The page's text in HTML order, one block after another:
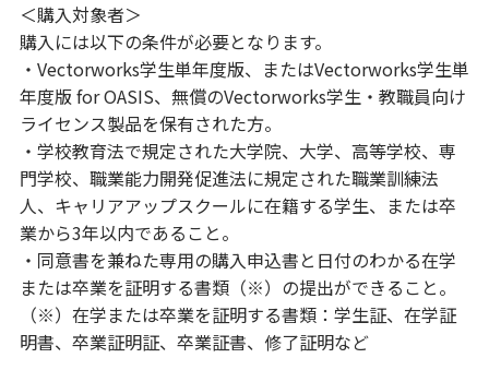
＜購入対象者＞
購入には以下の条件が必要となります。
・Vectorworks学生単年度版、またはVectorworks学生単
年度版 for OASIS、無償のVectorworks学生・教職員向け
ライセンス製品を保有された方。
・学校教育法で規定された大学院、大学、高等学校、専
門学校、職業能力開発促進法に規定された職業訓練法
人、キャリアアップスクールに在籍する学生、または卒
業から3年以内であること。
・同意書を兼ねた専用の購入申込書と日付のわかる在学
または卒業を証明する書類（※）の提出ができること。
（※）在学または卒業を証明する書類：学生証、在学証
明書、卒業証明証、卒業証書、修了証明など